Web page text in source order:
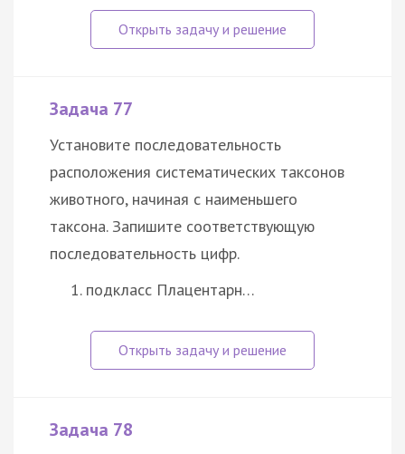
Задача 77
Установите последовательность
расположения систематических таксонов
животного, начиная с наименьшего
таксона. Запишите соответствующую
последовательность цифр.
подкласс Плацентарн…
Задача 78